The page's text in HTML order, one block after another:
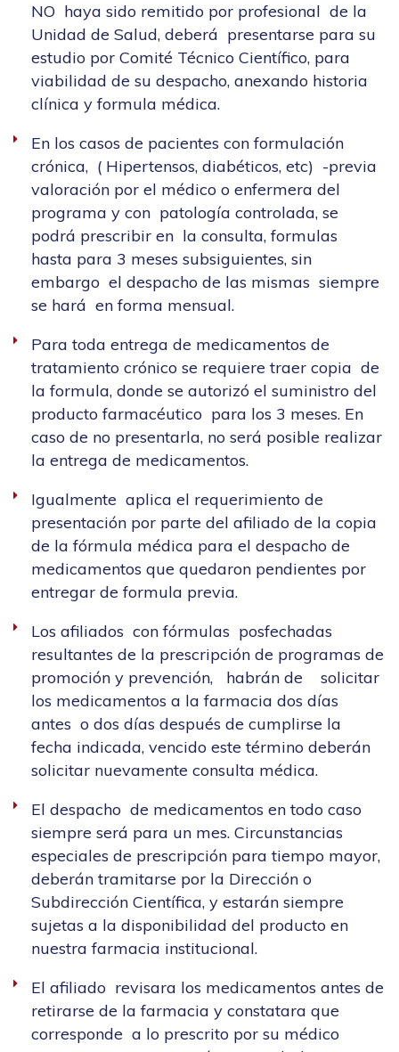
NO haya sido remitido por profesional de la
Unidad de Salud, deberá presentarse para su
estudio por Comité Técnico Científico, para
viabilidad de su despacho, anexando historia
clínica y formula médica.
En los casos de pacientes con formulación
crónica, ( Hipertensos, diabéticos, etc) -previa
valoración por el médico o enfermera del
programa y con patología controlada, se
podrá prescribir en la consulta, formulas
hasta para 3 meses subsiguientes, sin
embargo el despacho de las mismas siempre
se hará en forma mensual.
Para toda entrega de medicamentos de
tratamiento crónico se requiere traer copia de
la formula, donde se autorizó el suministro del
producto farmacéutico para los 3 meses. En
caso de no presentarla, no será posible realizar
la entrega de medicamentos.
Igualmente aplica el requerimiento de
presentación por parte del afiliado de la copia
de la fórmula médica para el despacho de
medicamentos que quedaron pendientes por
entregar de formula previa.
Los afiliados con fórmulas posfechadas
resultantes de la prescripción de programas de
promoción y prevención, habrán de solicitar
los medicamentos a la farmacia dos días
antes o dos días después de cumplirse la
fecha indicada, vencido este término deberán
solicitar nuevamente consulta médica.
El despacho de medicamentos en todo caso
siempre será para un mes. Circunstancias
especiales de prescripción para tiempo mayor,
deberán tramitarse por la Dirección o
Subdirección Científica, y estarán siempre
sujetas a la disponibilidad del producto en
nuestra farmacia institucional.
El afiliado revisara los medicamentos antes de
retirarse de la farmacia y constatara que
corresponde a lo prescrito por su médico